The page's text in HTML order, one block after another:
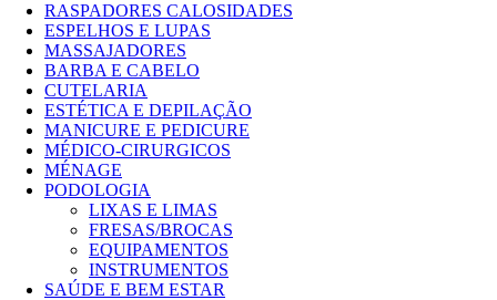
RASPADORES CALOSIDADES
ESPELHOS E LUPAS
MASSAJADORES
BARBA E CABELO
CUTELARIA
ESTÉTICA E DEPILAÇÃO
MANICURE E PEDICURE
MÉDICO-CIRURGICOS
MÉNAGE
PODOLOGIA
LIXAS E LIMAS
FRESAS/BROCAS
EQUIPAMENTOS
INSTRUMENTOS
SAÚDE E BEM ESTAR